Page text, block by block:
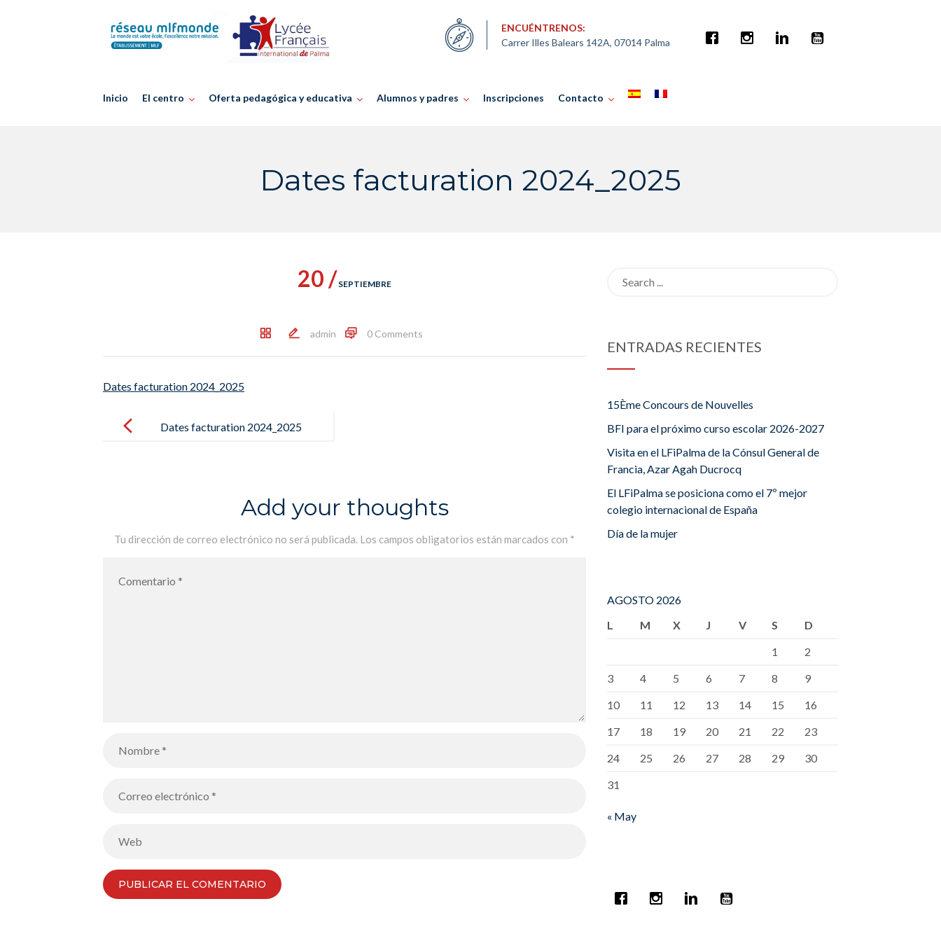
ENCUÉNTRENOS:
Carrer Illes Balears 142A, 07014 Palma
Inicio El centro Oferta pedagógica y educativa Alumnos y padres Inscripciones Contacto
Dates facturation 2024_2025
20 / SEPTIEMBRE
admin 0 Comments
Dates facturation 2024_2025
navigation
Dates facturation 2024_2025
Add your thoughts
Tu dirección de correo electrónico no será publicada. Los campos obligatorios están marcados con *
ENTRADAS RECIENTES
15Ème Concours de Nouvelles
BFI para el próximo curso escolar 2026-2027
Visita en el LFiPalma de la Cónsul General de
Francia, Azar Agah Ducrocq
El LFiPalma se posiciona como el 7º mejor
colegio internacional de España
Día de la mujer
AGOSTO 2026
L
M X J V S
D
1
2
3
4 5 6 7 8
9
10
11 12 13 14 15
16
17
18 19 20 21 22
23
24
25 26 27 28 29
30
31
« May